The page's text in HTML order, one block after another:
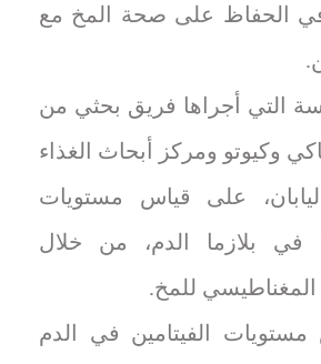
الحفاظ على صحة المخ مع
التي أجراها فريق بحثي من
وكيوتو ومركز أبحاث الغذاء
على قياس مستويات
في بلازما الدم، من خلال
المغناطيسي للمخ.
الفيتامين في الدم